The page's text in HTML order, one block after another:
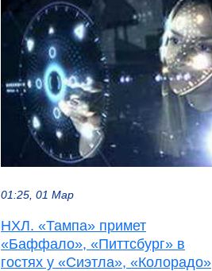
01:25, 01 Мар
НХЛ. «Тампа» примет
«Баффало», «Питтсбург» в
гостях у «Сиэтла», «Колорадо»